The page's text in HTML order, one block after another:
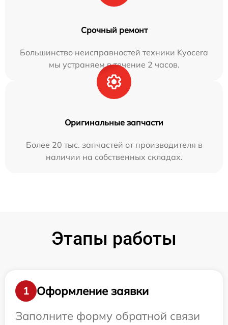
Срочный ремонт
Большинство неисправностей техники Kyocera
мы устраняем в течение 2 часов.
Оригинальные запчасти
Более 20 тыс. запчастей от производителя в
наличии на собственных складах.
Этапы работы
1
Оформление заявки
Заполните форму обратной связи